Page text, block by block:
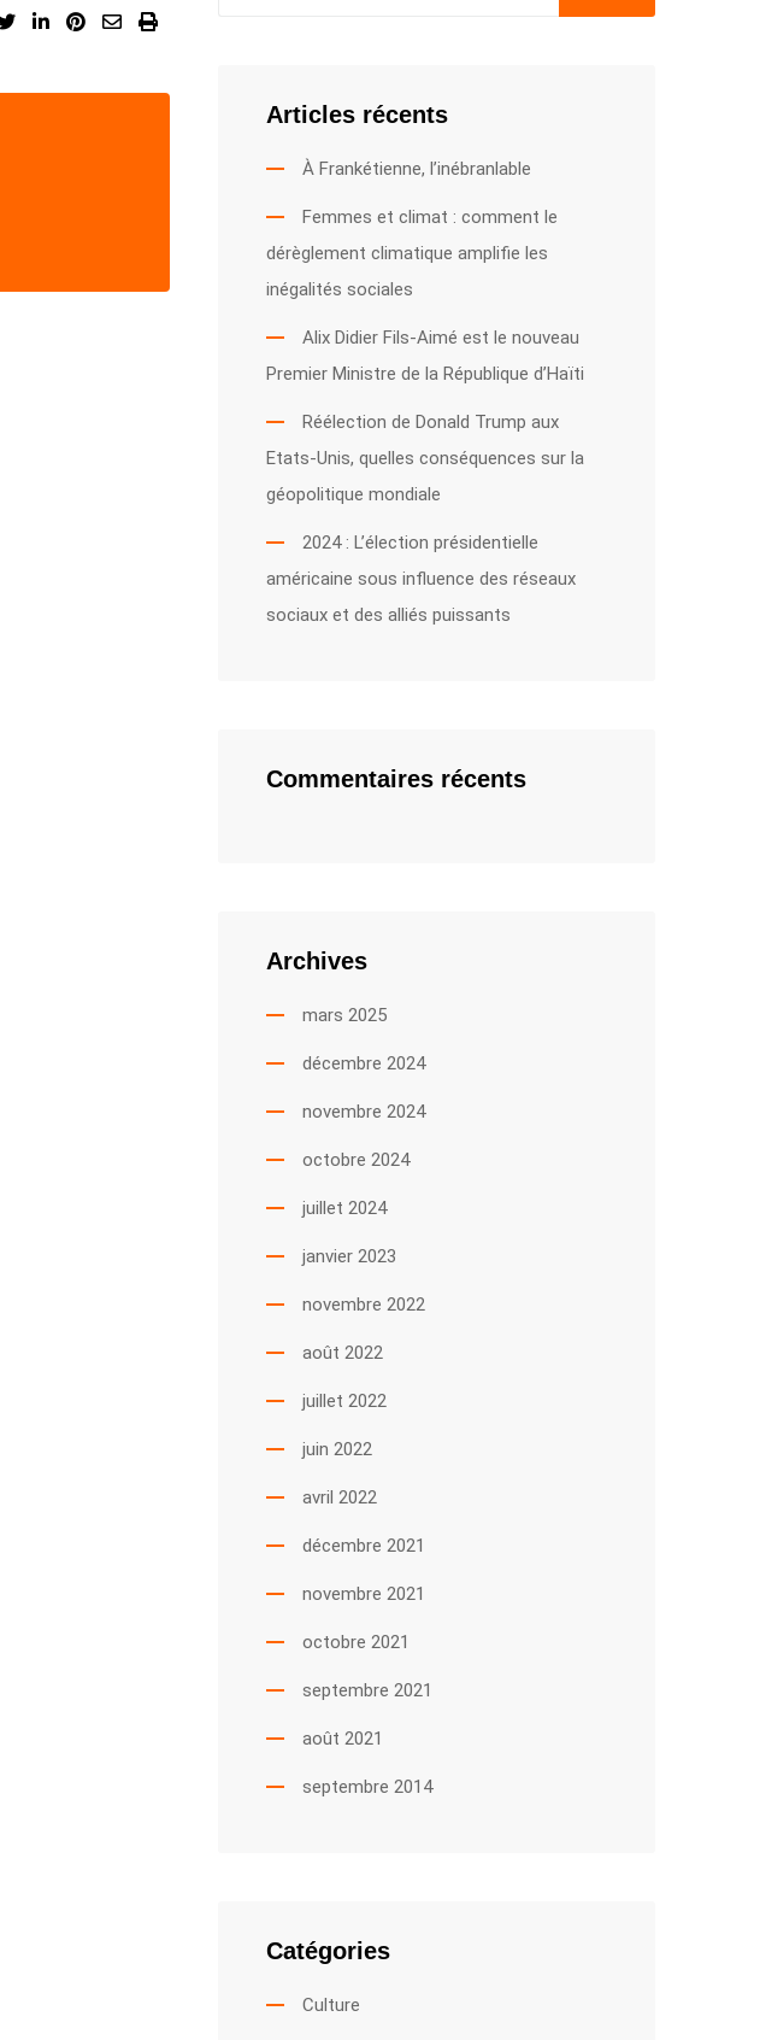
LinkedInPinterest
Share
Email
Print
Articles récents
À Frankétienne, l’inébranlable
Femmes et climat : comment le
dérèglement climatique amplifie les
inégalités sociales
Alix Didier Fils-Aimé est le nouveau
Premier Ministre de la République d’Haïti
Réélection de Donald Trump aux
Etats-Unis, quelles conséquences sur la
géopolitique mondiale
2024 : L’élection présidentielle
américaine sous influence des réseaux
sociaux et des alliés puissants
Commentaires récents
Archives
mars 2025
décembre 2024
novembre 2024
octobre 2024
juillet 2024
janvier 2023
novembre 2022
août 2022
juillet 2022
juin 2022
avril 2022
décembre 2021
novembre 2021
octobre 2021
septembre 2021
août 2021
septembre 2014
Catégories
Culture